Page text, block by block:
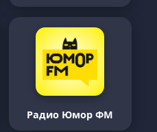
Радио Юмор ФМ